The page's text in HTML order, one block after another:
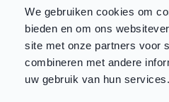
We gebruiken cookies om
bieden en om ons
site met onze partners voor
combineren met andere
uw gebruik van hun services.
binnen twee